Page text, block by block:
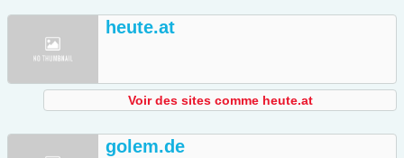
heute.at
Voir des sites comme heute.at
golem.de